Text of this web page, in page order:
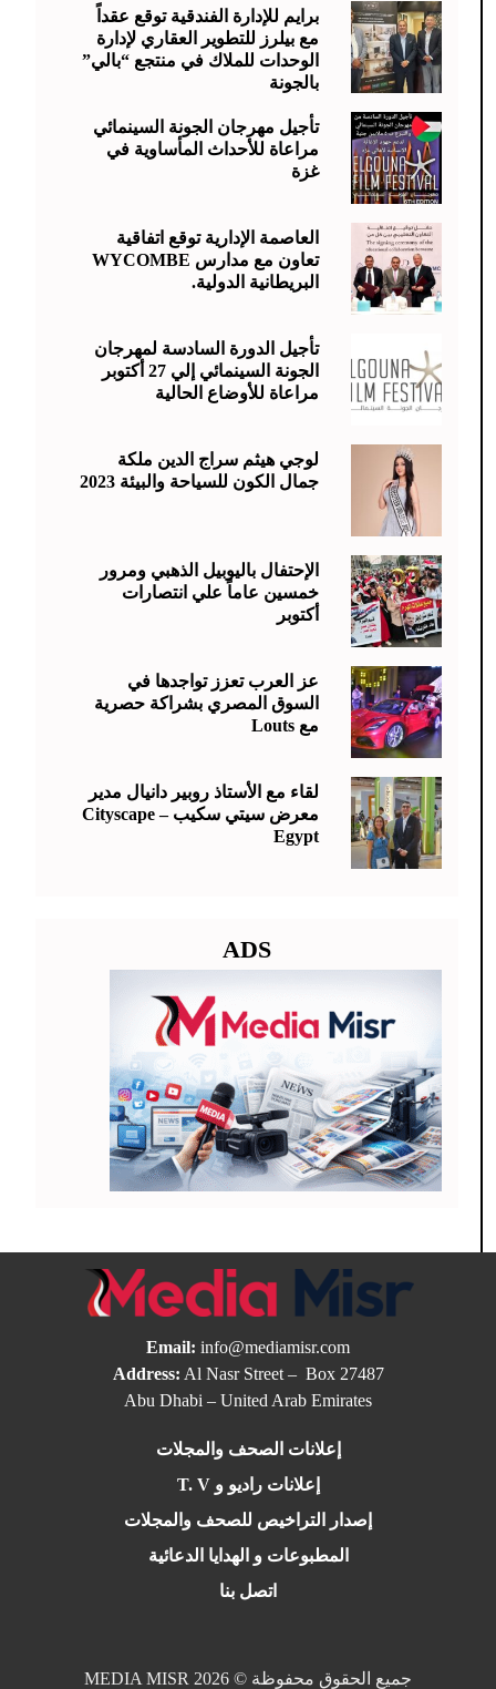
برايم للإدارة الفندقية توقع عقداً
مع بيلرز للتطوير العقاري لإدارة
الوحدات للملاك في منتجع “بالي”
بالجونة
تأجيل مهرجان الجونة السينمائي
مراعاة للأحداث المأساوية في
غزة
العاصمة الإدارية توقع اتفاقية
تعاون مع مدارس WYCOMBE
البريطانية الدولية.
تأجيل الدورة السادسة لمهرجان
الجونة السينمائي إلي 27 أكتوبر
مراعاة للأوضاع الحالية
لوجي هيثم سراج الدين ملكة
جمال الكون للسياحة والبيئة 2023
الإحتفال باليوبيل الذهبي ومرور
خمسين عاماً علي انتصارات
أكتوبر
عز العرب تعزز تواجدها في
السوق المصري بشراكة حصرية
مع Louts
لقاء مع الأستاذ روبير دانيال مدير
معرض سيتي سكيب – Cityscape
Egypt
ADS
Email: info@mediamisr.com
Address: Al Nasr Street – Box 27487
Abu Dhabi – United Arab Emirates
إعلانات الصحف والمجلات
إعلانات راديو و T. V
إصدار التراخيص للصحف والمجلات
المطبوعات و الهدايا الدعائية
اتصل بنا
جميع الحقوق محفوظة © 2026 MEDIA MISR